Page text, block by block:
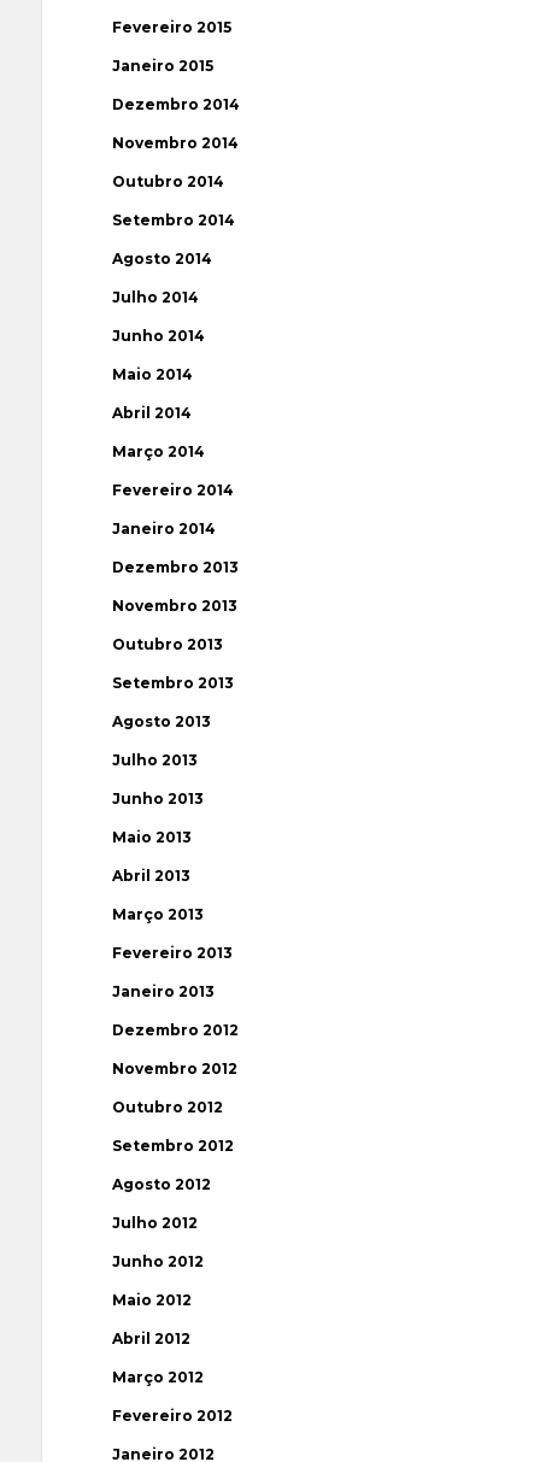
Fevereiro 2015
Janeiro 2015
Dezembro 2014
Novembro 2014
Outubro 2014
Setembro 2014
Agosto 2014
Julho 2014
Junho 2014
Maio 2014
Abril 2014
Março 2014
Fevereiro 2014
Janeiro 2014
Dezembro 2013
Novembro 2013
Outubro 2013
Setembro 2013
Agosto 2013
Julho 2013
Junho 2013
Maio 2013
Abril 2013
Março 2013
Fevereiro 2013
Janeiro 2013
Dezembro 2012
Novembro 2012
Outubro 2012
Setembro 2012
Agosto 2012
Julho 2012
Junho 2012
Maio 2012
Abril 2012
Março 2012
Fevereiro 2012
Janeiro 2012